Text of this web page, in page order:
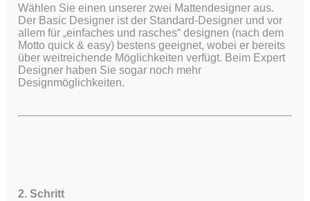
Wählen Sie einen unserer zwei Mattendesigner aus.
Der Basic Designer ist der Standard-Designer und vor
allem für „einfaches und rasches“ designen (nach dem
Motto quick & easy) bestens geeignet, wobei er bereits
über weitreichende Möglichkeiten verfügt. Beim Expert
Designer haben Sie sogar noch mehr
Designmöglichkeiten.
2. Schritt